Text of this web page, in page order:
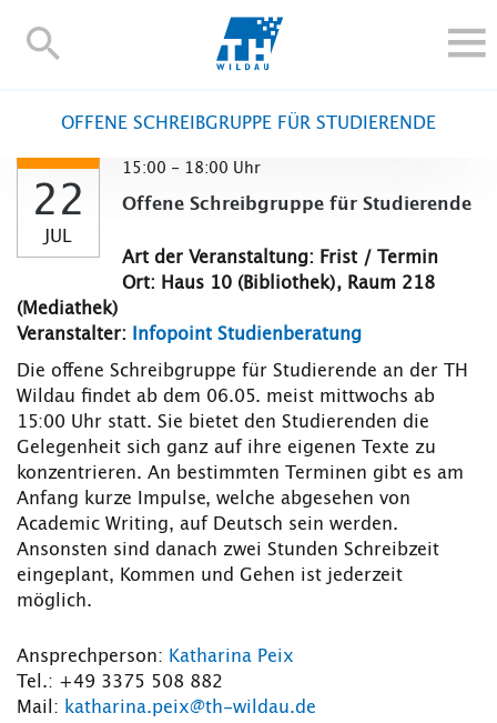
TH-
STUDIEREN UND WEITERBILDEN
FORSCHUNG UND TRANSFER
ALUMNI
HOCHSCHULE
INTERNATIONAL
BESCHÄFTIGTE
Blogs Kontakt und Anfahrt Webmail Moodle
TH Online-Portal Personensuche English
OFFENE SCHREIBGRUPPE FÜR STUDIERENDE
22
JUL
15:00 - 18:00 Uhr
Offene Schreibgruppe für Studierende
Art der Veranstaltung: Frist / Termin
Ort: Haus 10 (Bibliothek), Raum 218
(Mediathek)
Veranstalter:
Infopoint Studienberatung
Die offene Schreibgruppe für Studierende an der TH
Wildau findet ab dem 06.05. meist mittwochs ab
15:00 Uhr statt. Sie bietet den Studierenden die
Gelegenheit sich ganz auf ihre eigenen Texte zu
konzentrieren. An bestimmten Terminen gibt es am
Anfang kurze Impulse, welche abgesehen von
Academic Writing, auf Deutsch sein werden.
Ansonsten sind danach zwei Stunden Schreibzeit
eingeplant, Kommen und Gehen ist jederzeit
möglich.
Ansprechperson: Katharina Peix
Tel.: +49 3375 508 882
Mail: katharina.peix@th-wildau.de